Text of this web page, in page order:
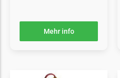
Flymo Messer
Begrenzungsdraht
Mehr info